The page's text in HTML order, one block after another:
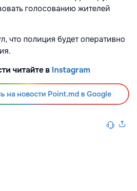
голосованию жителей
что полиция будет оперативно
читайте в Instagram
на новости Point.md в Google